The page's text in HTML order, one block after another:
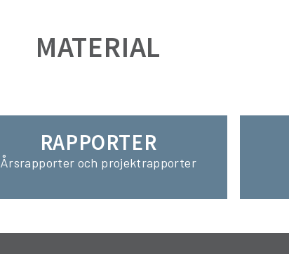
MATERIAL
RAPPORTER
Årsrapporter och projektrapporter